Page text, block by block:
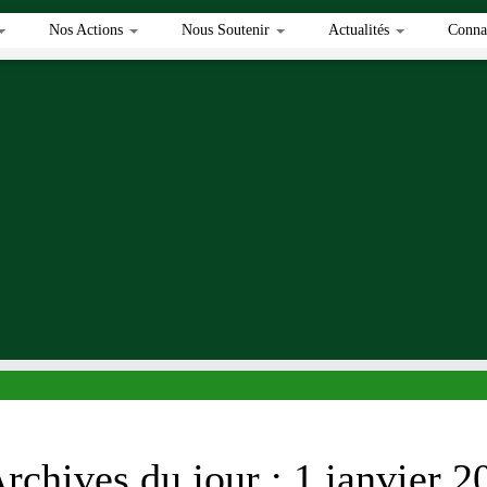
Nos Actions Nous Soutenir Actualités